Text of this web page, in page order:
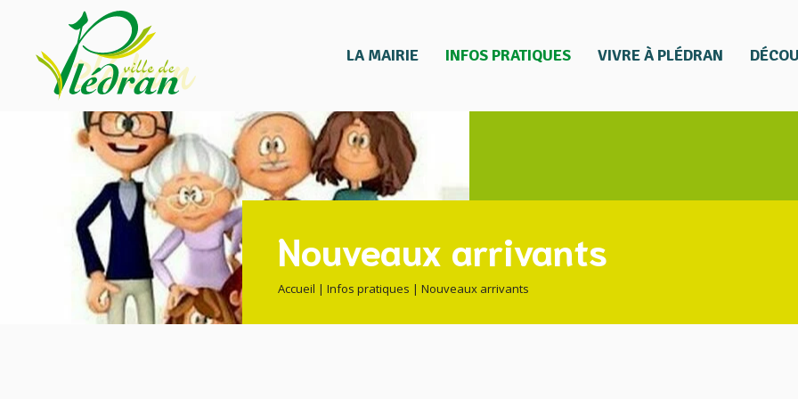
contenu
LA MAIRIE INFOS PRATIQUES VIVRE À PLÉDRAN
Nouveaux arrivants
Accueil | Infos pratiques | Nouveaux arrivants